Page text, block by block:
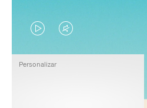
EL
VÍDEO
EL
SONIDO
Personalizar